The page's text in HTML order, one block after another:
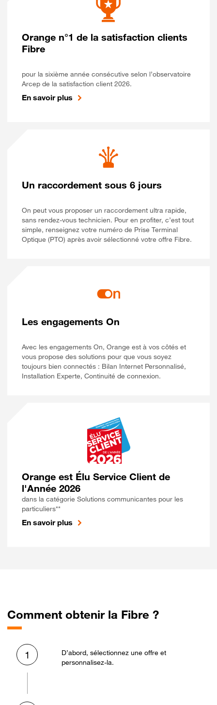
Orange n°1 de la satisfaction clients
Fibre
pour la sixième année consécutive selon l’observatoire
Arcep de la satisfaction client 2026.
En savoir plus
Un raccordement sous 6 jours
On peut vous proposer un raccordement ultra rapide,
sans rendez-vous technicien. Pour en profiter, c’est tout
simple, renseignez votre numéro de Prise Terminal
Optique (PTO) après avoir sélectionné votre offre Fibre.
Les engagements On
Avec les engagements On, Orange est à vos côtés et
vous propose des solutions pour que vous soyez
toujours bien connectés : Bilan Internet Personnalisé,
Installation Experte, Continuité de connexion.
Orange est Élu Service Client de
l'Année 2026
dans la catégorie Solutions communicantes pour les
particuliers**
En savoir plus
Comment obtenir la Fibre ?
1
D’abord, sélectionnez une offre et
personnalisez-la.